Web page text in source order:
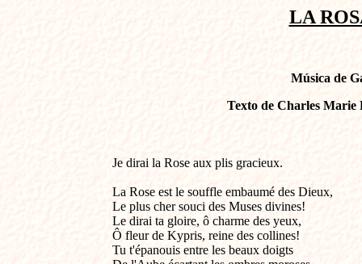
LA
Música de
Texto de Charles Marie
Je dirai la Rose aux plis
La Rose est le souffle embaumé des Dieux,
Le plus cher souci des Muses divines!
Le dirai ta gloire, ô charme des yeux,
Ô fleur de Kypris, reine des collines!
Tu t'épanouis entre les beaux doigts